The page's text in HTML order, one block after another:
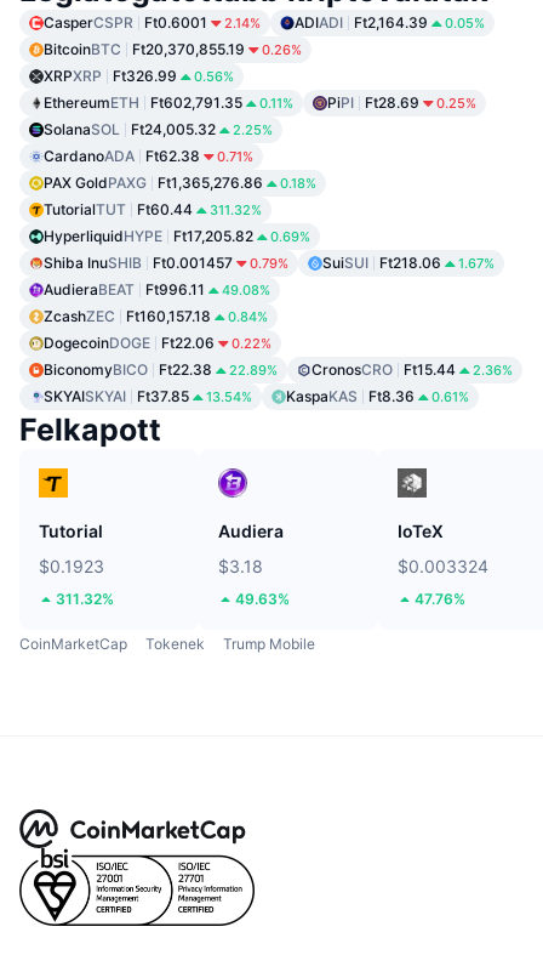
CasperCSPR Ft0.6001 2.14% ADIADI Ft2,164.39 0.05%
BitcoinBTC Ft20,370,855.19 0.26%
XRPXRP Ft326.99 0.56%
EthereumETH Ft602,791.35 0.11% PiPI Ft28.69 0.25%
SolanaSOL Ft24,005.32 2.25%
CardanoADA Ft62.38 0.71%
PAX GoldPAXG Ft1,365,276.86 0.18%
TutorialTUT Ft60.44 311.32%
HyperliquidHYPE Ft17,205.82 0.69%
Shiba InuSHIB Ft0.001457 0.79% SuiSUI Ft218.06 1.67%
AudieraBEAT Ft996.11 49.08%
ZcashZEC Ft160,157.18 0.84%
DogecoinDOGE Ft22.06 0.22%
BiconomyBICO Ft22.38 22.89% CronosCRO Ft15.44 2.36%
SKYAISKYAI Ft37.85 13.54% KaspaKAS Ft8.36 0.61%
Felkapott
Tutorial
$0.1923
311.32%
Audiera
$3.18
49.63%
IoTeX
$0.003324
47.76%
CoinMarketCap Tokenek Trump Mobile